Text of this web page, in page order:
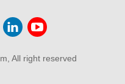
All right reserved